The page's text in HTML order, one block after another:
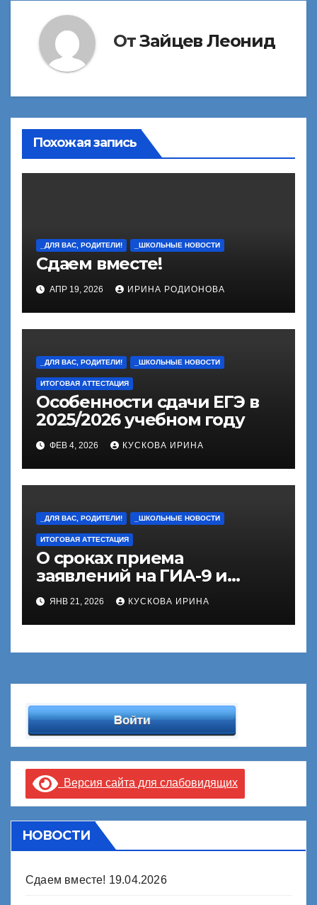
ОтЗайцев Леонид
Похожая запись
_ДЛЯ ВАС, РОДИТЕЛИ! _ШКОЛЬНЫЕ НОВОСТИ
Сдаем вместе!
АПР 19, 2026 ИРИНА РОДИОНОВА
_ДЛЯ ВАС, РОДИТЕЛИ! _ШКОЛЬНЫЕ НОВОСТИ
ИТОГОВАЯ АТТЕСТАЦИЯ
Особенности сдачи ЕГЭ в
2025/2026 учебном году
ФЕВ 4, 2026 КУСКОВА ИРИНА
_ДЛЯ ВАС, РОДИТЕЛИ! _ШКОЛЬНЫЕ НОВОСТИ
ИТОГОВАЯ АТТЕСТАЦИЯ
О сроках приема
заявлений на ГИА-9 и
ГИА-11
ЯНВ 21, 2026 КУСКОВА ИРИНА
Версия сайта для слабовидящих
НОВОСТИ
Сдаем вместе! 19.04.2026